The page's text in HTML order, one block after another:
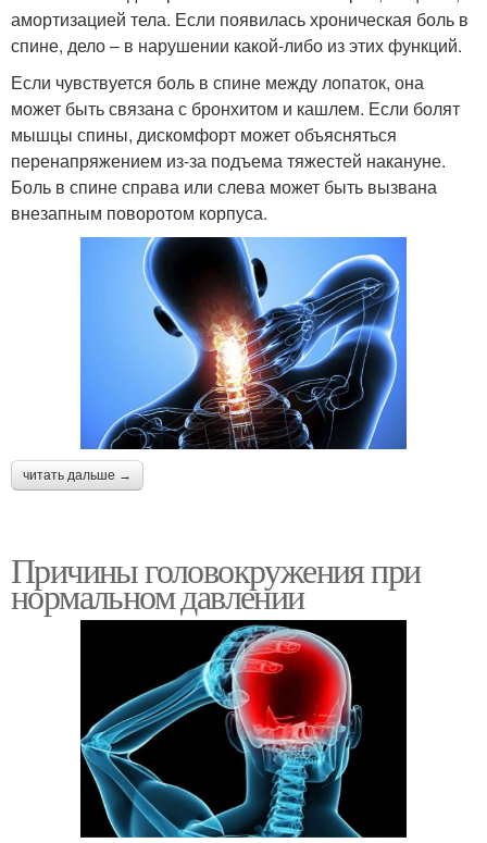
амортизацией тела. Если появилась хроническая боль в
спине, дело – в нарушении какой-либо из этих функций.
Если чувствуется боль в спине между лопаток, она
может быть связана с бронхитом и кашлем. Если болят
мышцы спины, дискомфорт может объясняться
перенапряжением из-за подъема тяжестей накануне.
Боль в спине справа или слева может быть вызвана
внезапным поворотом корпуса.
читать дальше →
Причины головокружения при
нормальном давлении